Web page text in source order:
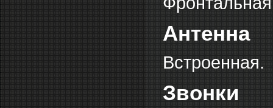
Антенна
Встроенная.
Звонки